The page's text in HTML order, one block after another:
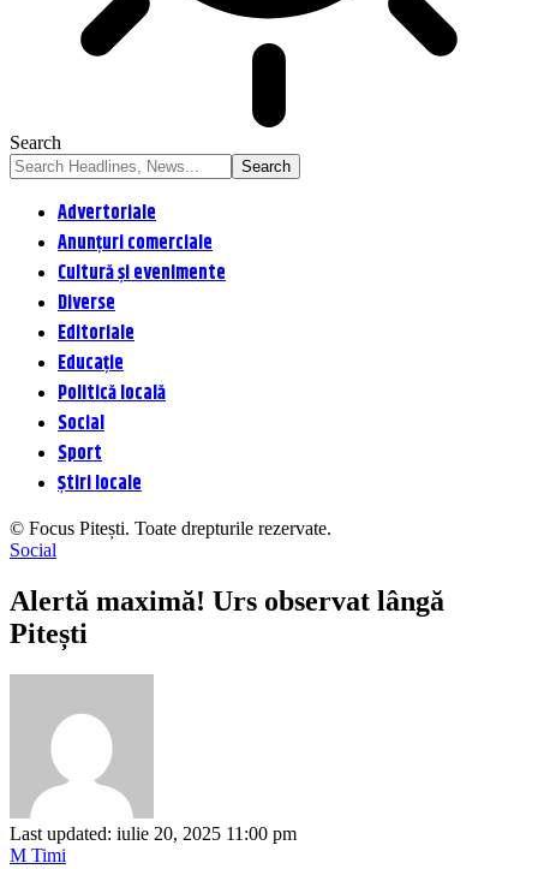
Search
Advertoriale
Anunțuri comerciale
Cultură și evenimente
Diverse
Editoriale
Educație
Politică locală
Social
Sport
Știri locale
© Focus Pitești. Toate drepturile rezervate.
Social
Alertă maximă! Urs observat lângă
Pitești
Last updated: iulie 20, 2025 11:00 pm
M Timi